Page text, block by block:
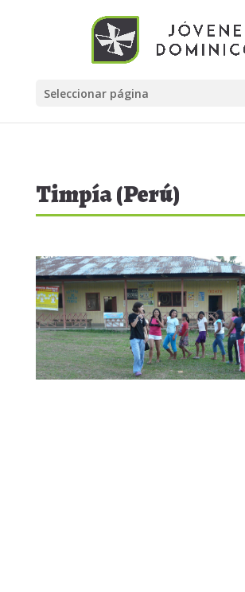
Seleccionar página
Timpía (Perú)